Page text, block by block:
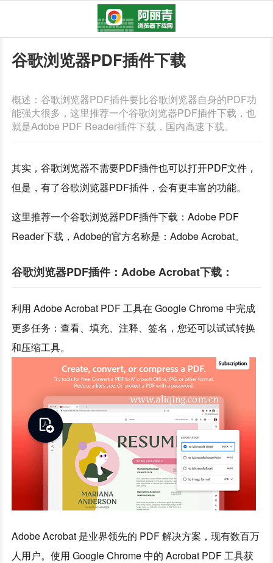
谷歌浏览器PDF插件下载
概述：谷歌浏览器PDF插件要比谷歌浏览器自身的PDF功
能强大很多，这里推荐一个谷歌浏览器PDF插件下载，也
就是Adobe PDF Reader插件下载，国内高速下载。
其实，谷歌浏览器不需要PDF插件也可以打开PDF文件，
但是，有了谷歌浏览器PDF插件，会有更丰富的功能。
这里推荐一个谷歌浏览器PDF插件下载：Adobe PDF
Reader下载，Adobe的官方名称是：Adobe Acrobat。
谷歌浏览器PDF插件：Adobe Acrobat下载：
利用 Adobe Acrobat PDF 工具在 Google Chrome 中完成
更多任务：查看、填充、注释、签名，您还可以试试转换
和压缩工具。
Adobe Acrobat 是业界领先的 PDF 解决方案，现有数百万
人用户。使用 Google Chrome 中的 Acrobat PDF 工具获